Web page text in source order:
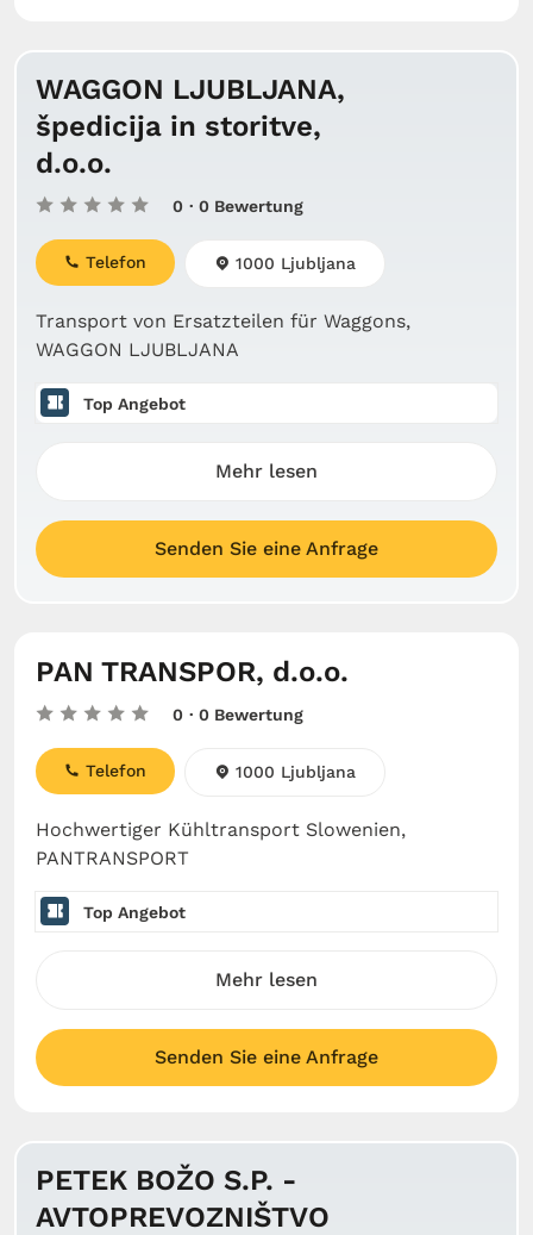
WAGGON LJUBLJANA,
špedicija in storitve,
d.o.o.
0 · 0 Bewertung
Transport von Ersatzteilen für Waggons,
WAGGON LJUBLJANA
Telefon 1000 Ljubljana
Top Angebot
Mehr lesen
Senden Sie eine Anfrage
PAN TRANSPOR, d.o.o.
0 · 0 Bewertung
Hochwertiger Kühltransport Slowenien,
PANTRANSPORT
Telefon 1000 Ljubljana
Top Angebot
Mehr lesen
Senden Sie eine Anfrage
PETEK BOŽO S.P. -
AVTOPREVOZNIŠTVO